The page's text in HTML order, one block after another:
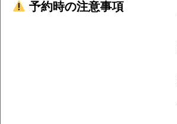
予約時の注意事項